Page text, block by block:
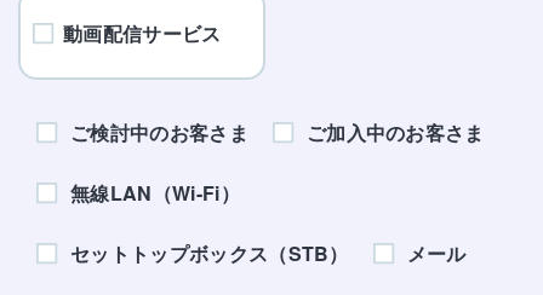
動画配信サービス
ご検討中のお客さま ご加入中のお客さま
無線LAN（Wi-Fi）
セットトップボックス（STB） メール